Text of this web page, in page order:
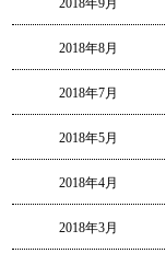
2018年9月
2018年8月
2018年7月
2018年5月
2018年4月
2018年3月